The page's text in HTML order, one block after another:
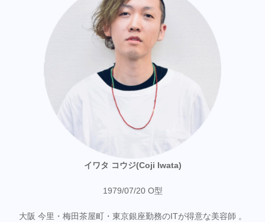
イワタ コウジ(Coji Iwata)
1979/07/20 O型
大阪 今里・梅田茶屋町・東京銀座勤務のITが得意な美容師 。